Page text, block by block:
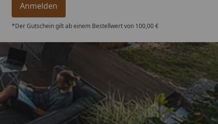
Anmelden
*Der Gutschein gilt ab einem Bestellwert von 100,00 €
Trusted Shops
4,76/ 5